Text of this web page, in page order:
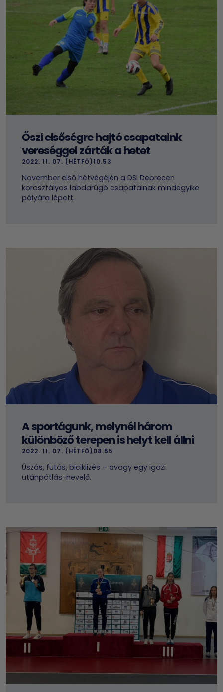
Őszi elsőségre hajtó csapataink
vereséggel zárták a hetet
2022. 11. 07. (HÉTFŐ)10.53
November első hétvégéjén a DSI Debrecen
korosztályos labdarúgó csapatainak mindegyike
pályára lépett.
A sportágunk, melynél három
különböző terepen is helyt kell állni
2022. 11. 07. (HÉTFŐ)08.55
Úszás, futás, biciklizés – avagy egy igazi
utánpótlás-nevelő.